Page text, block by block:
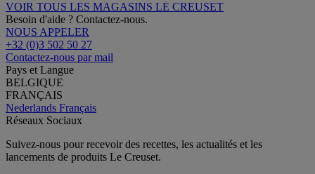
VOIR TOUS LES MAGASINS LE CREUSET
Besoin d'aide ? Contactez-nous.
NOUS APPELER
+32 (0)3 502 50 27
Contactez-nous par mail
Pays et Langue
BELGIQUE
FRANÇAIS
Nederlands Français
Réseaux Sociaux
Suivez-nous pour recevoir des recettes, les actualités et les
lancements de produits Le Creuset.